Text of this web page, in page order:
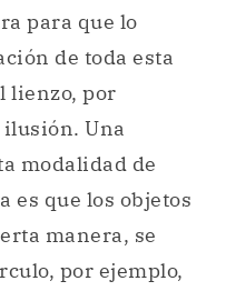
para que lo
de toda esta
lienzo, por
Una
modalidad de
es que los objetos
manera, se
por ejemplo,